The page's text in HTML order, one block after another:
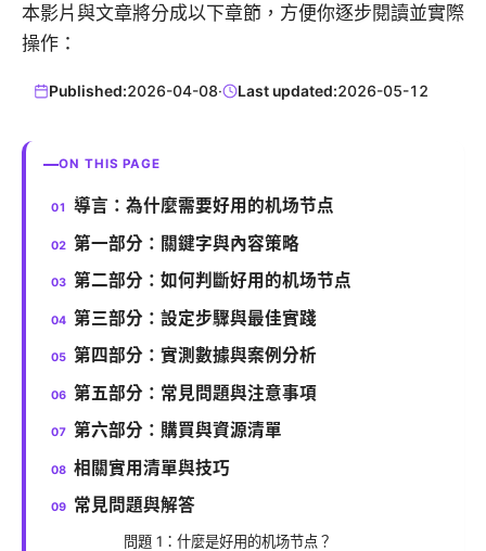
本影片與文章將分成以下章節，方便你逐步閱讀並實際
操作：
Published:2026-04-08· Last updated:2026-05-12
ON THIS PAGE
導言：為什麼需要好用的机场节点
第一部分：關鍵字與內容策略
第二部分：如何判斷好用的机场节点
第三部分：設定步驟與最佳實踐
第四部分：實測數據與案例分析
第五部分：常見問題與注意事項
第六部分：購買與資源清單
相關實用清單與技巧
常見問題與解答
問題 1：什麼是好用的机场节点？